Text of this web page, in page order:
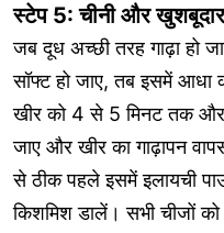
स्टेप 5: चीनी और
जब दूध अच्छी तरह गाढ़ा हो
सॉफ्ट हो जाए, तब इसमें आधा
खीर को 4 से 5 मिनट तक और
जाए और खीर का गाढ़ापन
से ठीक पहले इसमें इलायची
किशमिश डालें। सभी चीजों